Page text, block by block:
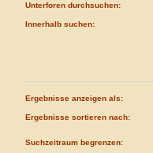
Unterforen durchsuchen:
Innerhalb suchen:
Ergebnisse anzeigen als:
Ergebnisse sortieren nach:
Suchzeitraum begrenzen: